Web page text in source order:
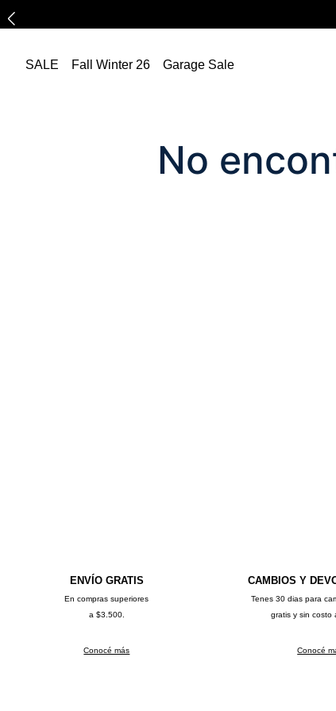
SALE Fall Winter 26 Garage Sale
No
ENVÍO GRATIS
En compras superiores
a $3.500.
Conocé más
CAMBIOS Y
Tenes 30 dias para
gratis y sin costo
Conocé